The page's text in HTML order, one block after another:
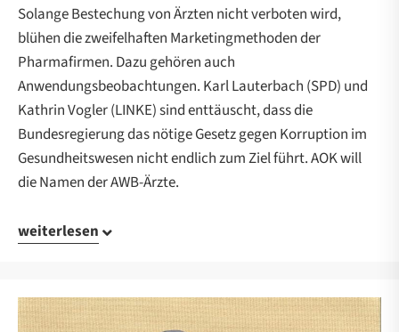
Solange Bestechung von Ärzten nicht verboten wird,
blühen die zweifelhaften Marketingmethoden der
Pharmafirmen. Dazu gehören auch
Anwendungsbeobachtungen. Karl Lauterbach (SPD) und
Kathrin Vogler (LINKE) sind enttäuscht, dass die
Bundesregierung das nötige Gesetz gegen Korruption im
Gesundheitswesen nicht endlich zum Ziel führt. AOK will
die Namen der AWB-Ärzte.
weiterlesen